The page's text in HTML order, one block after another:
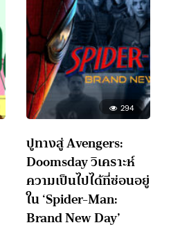
294
ปูทางสู่ Avengers:
Doomsday วิเคราะห์
ความเป็นไปได้ที่ซ่อนอยู่
ใน ‘Spider-Man:
Brand New Day’